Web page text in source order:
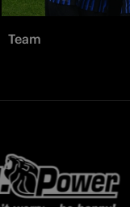
Team